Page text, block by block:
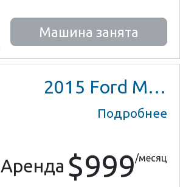
Машина занята
2015 Ford Mustang
Подробнее
Аренда $999/месяц